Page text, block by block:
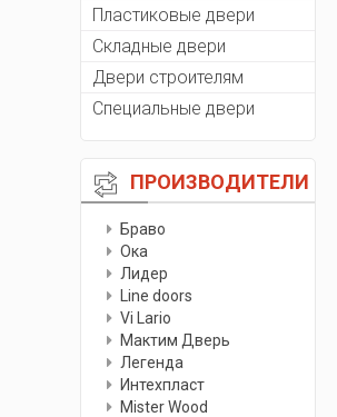
Пластиковые двери
Складные двери
Двери строителям
Специальные двери
ПРОИЗВОДИТЕЛИ
Браво
Ока
Лидер
Line doors
Vi Lario
Мактим Дверь
Легенда
Интехпласт
Мister Wood